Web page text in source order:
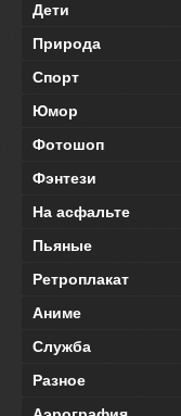
Дети
Природа
Спорт
Юмор
Фотошоп
Фэнтези
На асфальте
Пьяные
Ретроплакат
Аниме
Служба
Разное